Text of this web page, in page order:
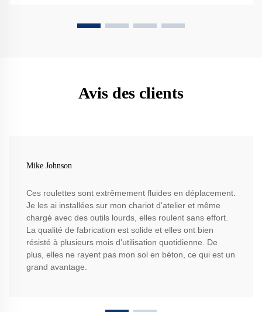
Avis des clients
Mike Johnson
Ces roulettes sont extrêmement fluides en déplacement.
Je les ai installées sur mon chariot d'atelier et même
chargé avec des outils lourds, elles roulent sans effort.
La qualité de fabrication est solide et elles ont bien
résisté à plusieurs mois d'utilisation quotidienne. De
plus, elles ne rayent pas mon sol en béton, ce qui est un
grand avantage.